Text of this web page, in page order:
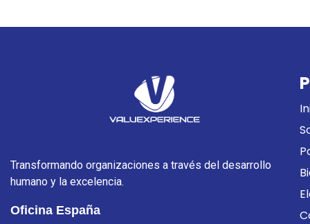
Transformando organizaciones a través del desarrollo
humano y la excelencia.
Oficina España